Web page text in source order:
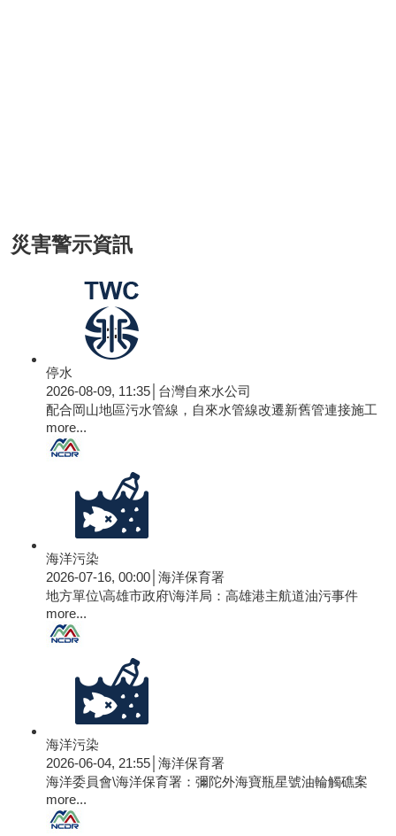
災害警示資訊
停水
2026-08-09, 11:35│台灣自來水公司
配合岡山地區污水管線，自來水管線改遷新舊管連接施工
more...
海洋污染
2026-07-16, 00:00│海洋保育署
地方單位\高雄市政府\海洋局：高雄港主航道油污事件
more...
海洋污染
2026-06-04, 21:55│海洋保育署
海洋委員會\海洋保育署：彌陀外海寶瓶星號油輪觸礁案
more...